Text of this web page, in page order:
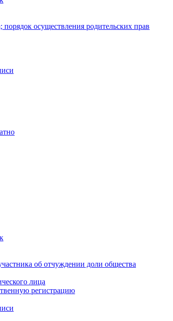
осуществления родительских прав
об отчуждении доли общества
лица
регистрацию